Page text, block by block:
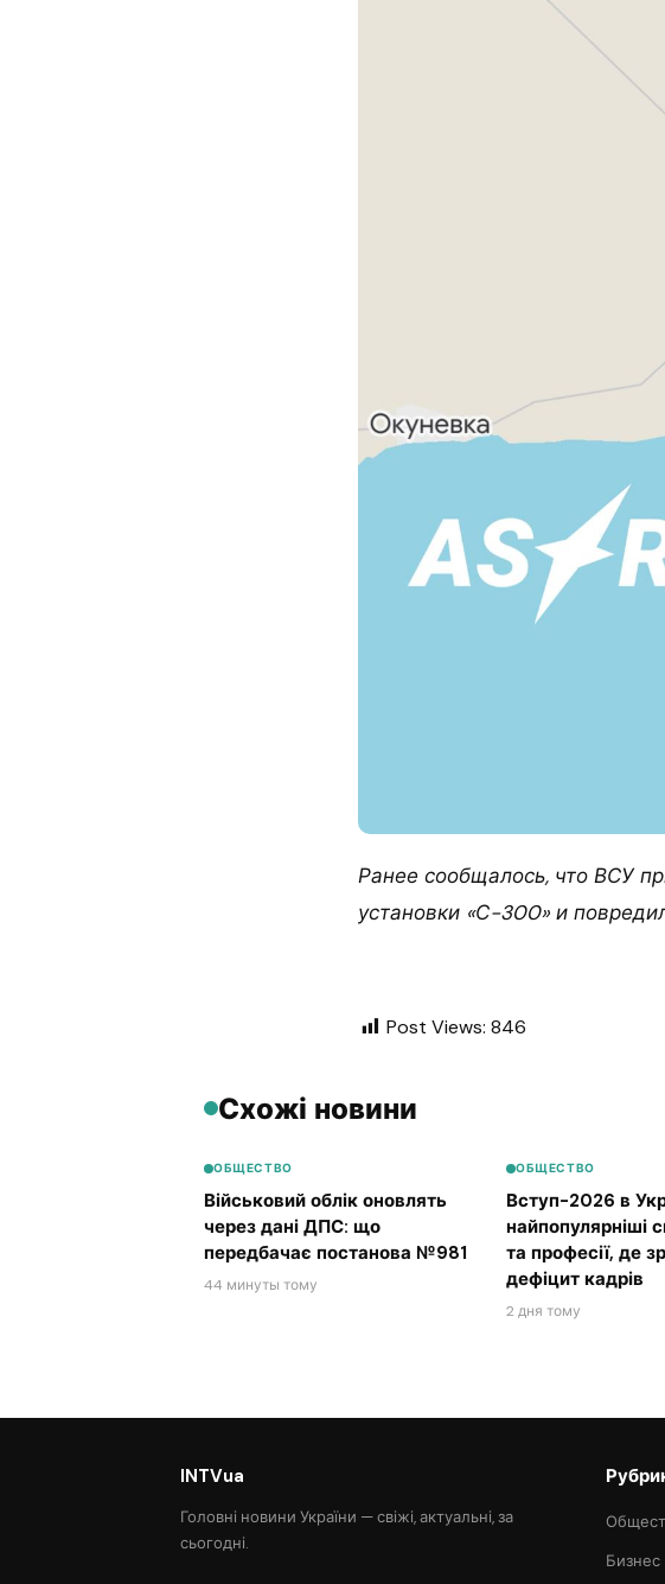
Ранее сообщалось, что ВСУ
установки «С-300» и
Post Views: 846
Схожі новини
ОБЩЕСТВО
Військовий облік оновлять
через дані ДПС: що
передбачає постанова №981
44 минуты тому
ОБЩЕСТВО
Вступ-2026 в
найпопулярніші
та професії, де
дефіцит кадрів
2 дня тому
INTVua
Головні новини України — свіжі, актуальні, за
сьогодні.
Бизнес